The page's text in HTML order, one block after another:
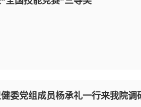
委党组成员杨承礼一行来我院调